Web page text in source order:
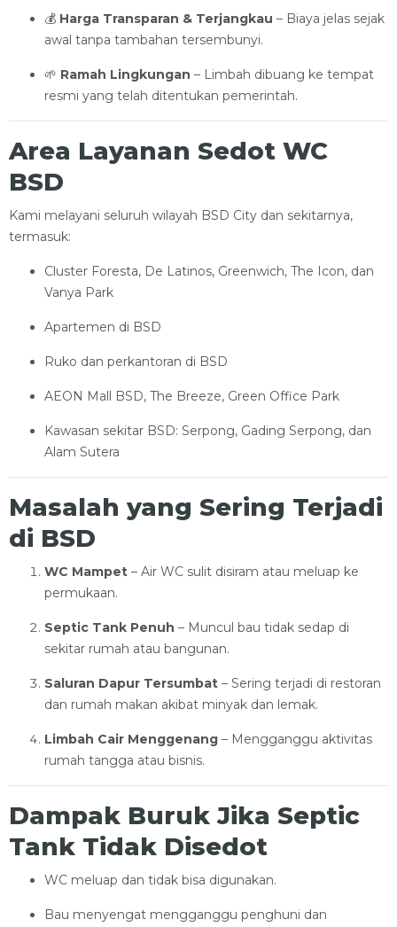
💰 Harga Transparan & Terjangkau – Biaya jelas sejak
awal tanpa tambahan tersembunyi.
🌱 Ramah Lingkungan – Limbah dibuang ke tempat
resmi yang telah ditentukan pemerintah.
Area Layanan Sedot WC
BSD
Kami melayani seluruh wilayah BSD City dan sekitarnya,
termasuk:
Cluster Foresta, De Latinos, Greenwich, The Icon, dan
Vanya Park
Apartemen di BSD
Ruko dan perkantoran di BSD
AEON Mall BSD, The Breeze, Green Office Park
Kawasan sekitar BSD: Serpong, Gading Serpong, dan
Alam Sutera
Masalah yang Sering Terjadi
di BSD
WC Mampet – Air WC sulit disiram atau meluap ke
permukaan.
Septic Tank Penuh – Muncul bau tidak sedap di
sekitar rumah atau bangunan.
Saluran Dapur Tersumbat – Sering terjadi di restoran
dan rumah makan akibat minyak dan lemak.
Limbah Cair Menggenang – Mengganggu aktivitas
rumah tangga atau bisnis.
Dampak Buruk Jika Septic
Tank Tidak Disedot
WC meluap dan tidak bisa digunakan.
Bau menyengat mengganggu penghuni dan